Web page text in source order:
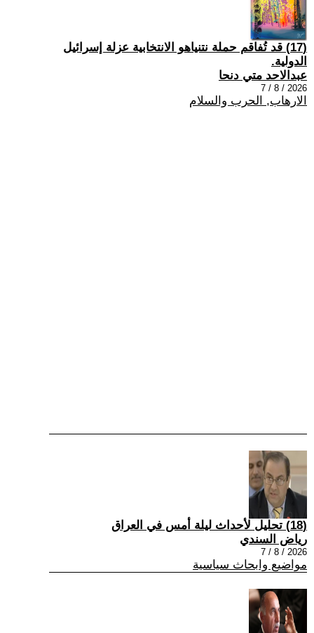
(17) قد تُفاقم حملة نتنياهو الانتخابية عزلة إسرائيل
الدولية.
عبدالاحد متي دنحا
2026 / 8 / 7
الارهاب, الحرب والسلام
(18) تحليل لأحداث ليلة أمس في العراق
رياض السندي
2026 / 8 / 7
مواضيع وابحاث سياسية